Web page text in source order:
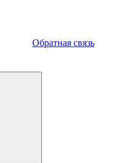
Обратная связь